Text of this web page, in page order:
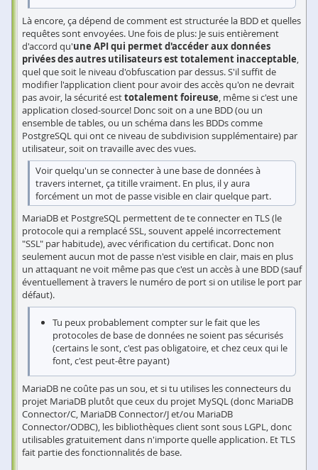
Là encore, ça dépend de comment est structurée la BDD et quelles
requêtes sont envoyées. Une fois de plus: Je suis entièrement
d'accord qu'une API qui permet d'accéder aux données
privées des autres utilisateurs est totalement inacceptable,
quel que soit le niveau d'obfuscation par dessus. S'il suffit de
modifier l'application client pour avoir des accès qu'on ne devrait
pas avoir, la sécurité esttotalement foireuse, même si c'est une
application closed-source! Donc soit on a une BDD (ou un
ensemble de tables, ou un schéma dans les BDDs comme
PostgreSQL qui ont ce niveau de subdivision supplémentaire) par
utilisateur, soit on travaille avec des vues.
Voir quelqu'un se connecter à une base de données à
travers internet, ça titille vraiment. En plus, il y aura
forcément un mot de passe visible en clair quelque part.
MariaDB et PostgreSQL permettent de te connecter en TLS (le
protocole qui a remplacé SSL, souvent appelé incorrectement
"SSL" par habitude), avec vérification du certificat. Donc non
seulement aucun mot de passe n'est visible en clair, mais en plus
un attaquant ne voit même pas que c'est un accès à une BDD (sauf
éventuellement à travers le numéro de port si on utilise le port par
défaut).
Tu peux probablement compter sur le fait que les
protocoles de base de données ne soient pas sécurisés
(certains le sont, c'est pas obligatoire, et chez ceux qui le
font, c'est peut-être payant)
MariaDB ne coûte pas un sou, et si tu utilises les connecteurs du
projet MariaDB plutôt que ceux du projet MySQL (donc MariaDB
Connector/C, MariaDB Connector/J et/ou MariaDB
Connector/ODBC), les bibliothèques client sont sous LGPL, donc
utilisables gratuitement dans n'importe quelle application. Et TLS
fait partie des fonctionnalités de base.